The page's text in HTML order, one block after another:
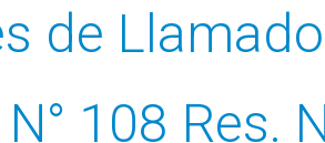
de Llamado
108 Res.